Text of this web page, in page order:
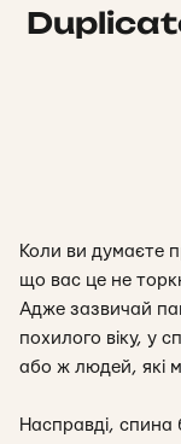
Коли ви думаєте
що вас це не
Адже зазвичай
похилого віку, у
або ж людей, які
Насправді, спина